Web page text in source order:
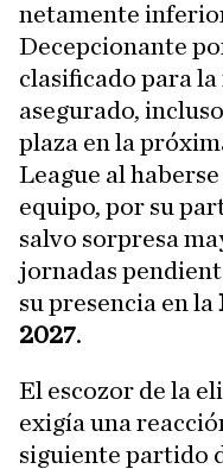
netamente
Decepcionante
clasificado para
asegurado,
plaza en la
League al
equipo, por su
salvo sorpresa
jornadas
su presencia en la
2027.
El escozor de la
exigía una
siguiente partido